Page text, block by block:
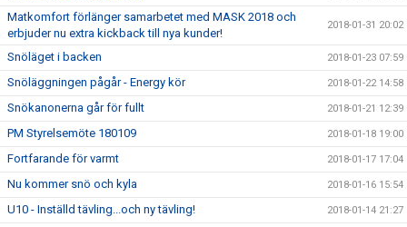
Matkomfort förlänger samarbetet med MASK 2018 och
erbjuder nu extra kickback till nya kunder!
2018-01-31 20:02
Snöläget i backen 2018-01-23 07:59
Snöläggningen pågår - Energy kör 2018-01-22 14:58
Snökanonerna går för fullt 2018-01-21 12:39
PM Styrelsemöte 180109 2018-01-18 19:00
Fortfarande för varmt 2018-01-17 17:04
Nu kommer snö och kyla 2018-01-16 15:54
U10 - Inställd tävling...och ny tävling! 2018-01-14 21:27